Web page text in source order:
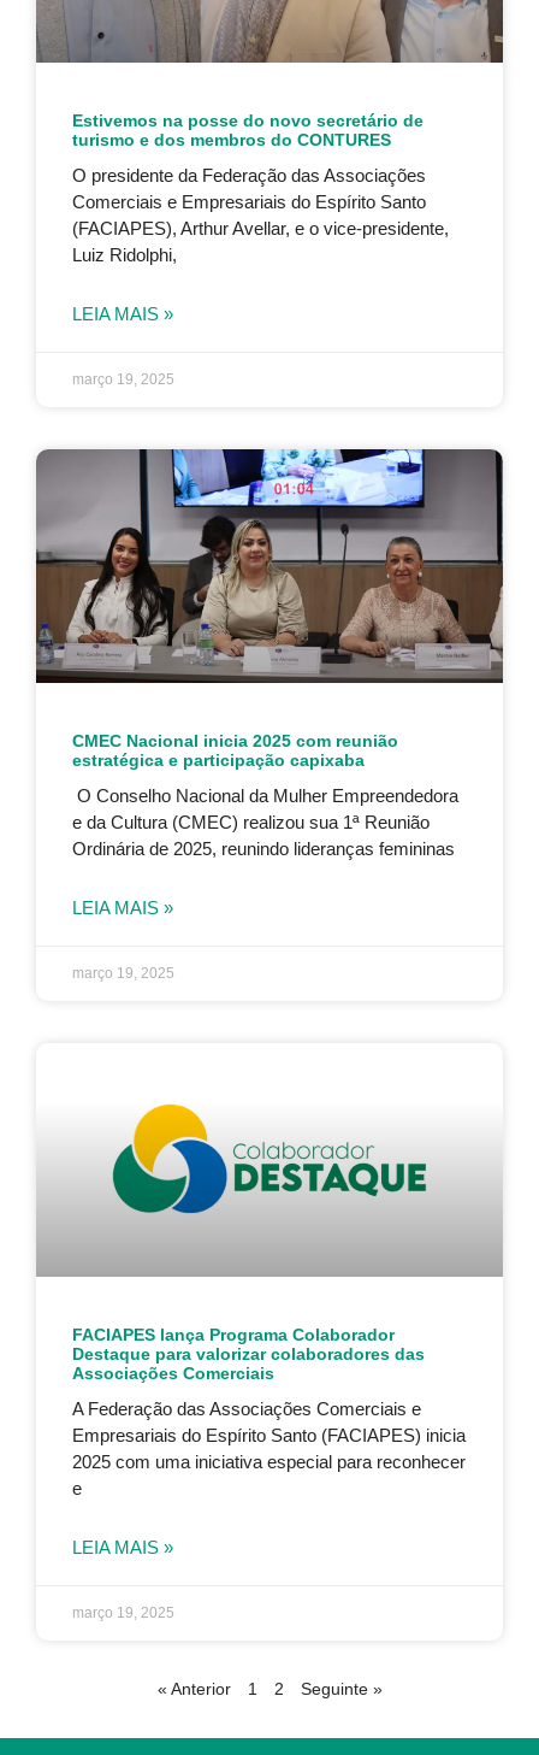
Estivemos na posse do novo secretário de
turismo e dos membros do CONTURES
O presidente da Federação das Associações
Comerciais e Empresariais do Espírito Santo
(FACIAPES), Arthur Avellar, e o vice-presidente,
Luiz Ridolphi,
LEIA MAIS »
março 19, 2025
CMEC Nacional inicia 2025 com reunião
estratégica e participação capixaba
O Conselho Nacional da Mulher Empreendedora
e da Cultura (CMEC) realizou sua 1ª Reunião
Ordinária de 2025, reunindo lideranças femininas
LEIA MAIS »
março 19, 2025
FACIAPES lança Programa Colaborador
Destaque para valorizar colaboradores das
Associações Comerciais
A Federação das Associações Comerciais e
Empresariais do Espírito Santo (FACIAPES) inicia
2025 com uma iniciativa especial para reconhecer
e
LEIA MAIS »
março 19, 2025
« Anterior 1 2 Seguinte »